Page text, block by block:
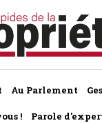
Au Parlement
! Parole